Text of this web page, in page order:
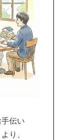
伝い
り、